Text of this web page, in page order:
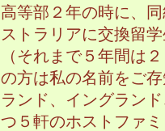
高等部２年の時に、
ストラリアに交換留
（それまで５年間は
の方は私の名前をご
ランド、イングラン
つ５軒のホストファ